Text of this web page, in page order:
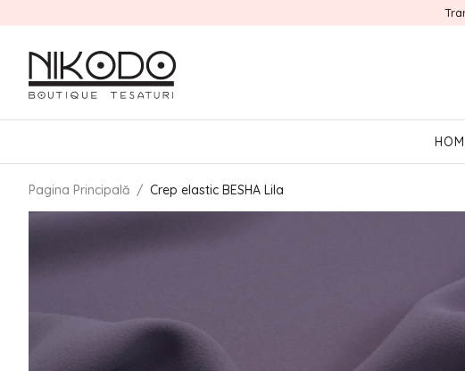
Pagina Principală / Crep elastic BESHA Lila